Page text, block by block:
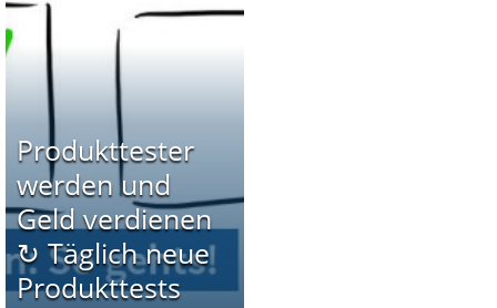
Produkttester
werden und
Geld verdienen
↻ Täglich neue
Produkttests